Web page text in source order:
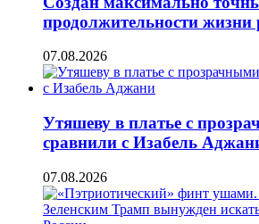
продолжительности жизни
07.08.2026
Утяшеву в платье с
сравнили с Изабель
07.08.2026